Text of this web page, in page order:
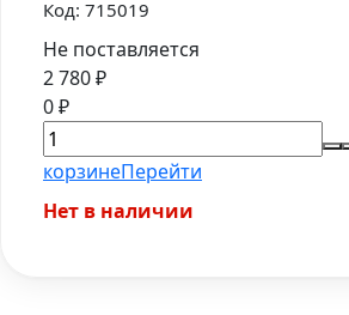
Код: 715019
Не поставляется
2 780₽
0₽
корзинеПерейти
Нет в наличии